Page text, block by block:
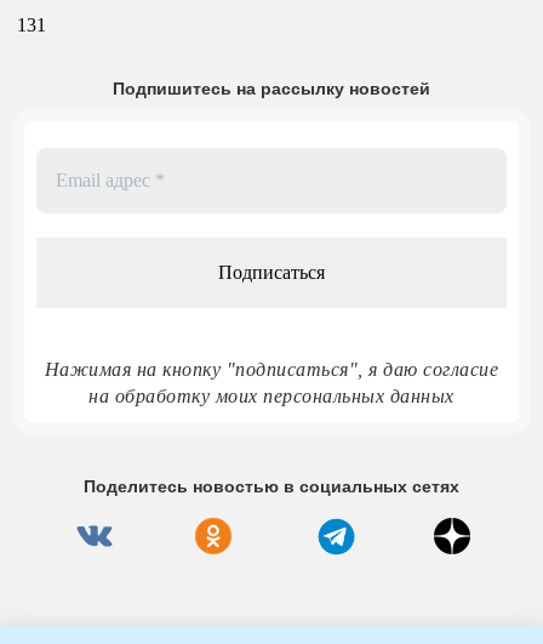
131
Подпишитесь на рассылку новостей
Нажимая на кнопку "подписаться", я даю согласие
на обработку моих персональных данных
Поделитесь новостью в социальных сетях